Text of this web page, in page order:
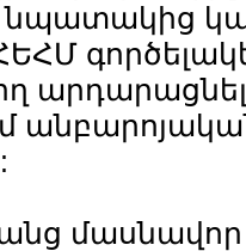
նպատակից
մասնավոր